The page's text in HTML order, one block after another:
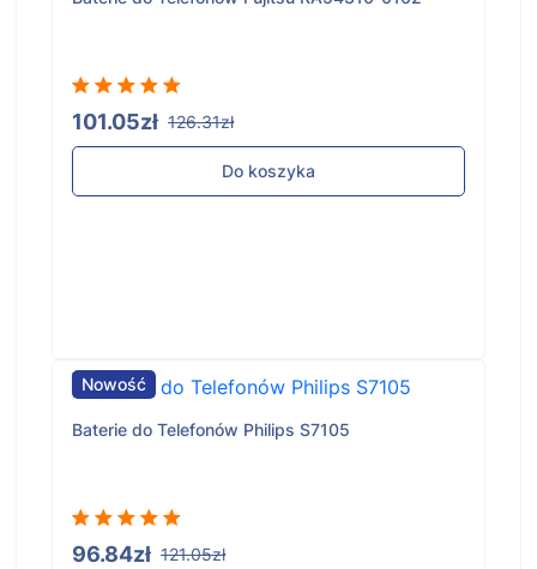
101.05zł 126.31zł
Do koszyka
Nowość
Baterie do Telefonów Philips S7105
96.84zł 121.05zł